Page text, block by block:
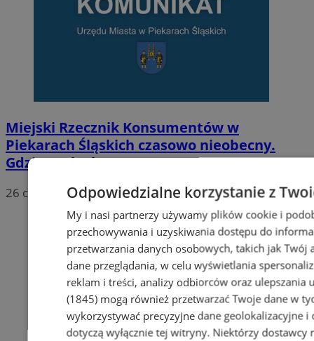
Miejski Rzecznik Konsumentów w
Piekarach Śląskich czasowo nieobecny.
Gdzie szukać pomocy?
26 czerwca 2026, 15:31
Odpowiedzialne korzystanie z
My i nasi partnerzy używamy plików cookie i
przechowywania i uzyskiwania dostępu do
przetwarzania danych osobowych, takich jak
dane przeglądania, w celu wyświetlania
reklam i treści, analizy odbiorców oraz ulepszania
(1845)mogą również przetwarzać Twoje dane w
wykorzystywać precyzyjne dane geolokalizacyjne
dotyczą wyłącznie tej witryny. Niektórzy dostawcy